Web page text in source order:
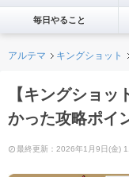
毎日やること
アルテマ キングショット
【キングショ
かった攻略ポイ
最終更新：2026年1月9日(金)